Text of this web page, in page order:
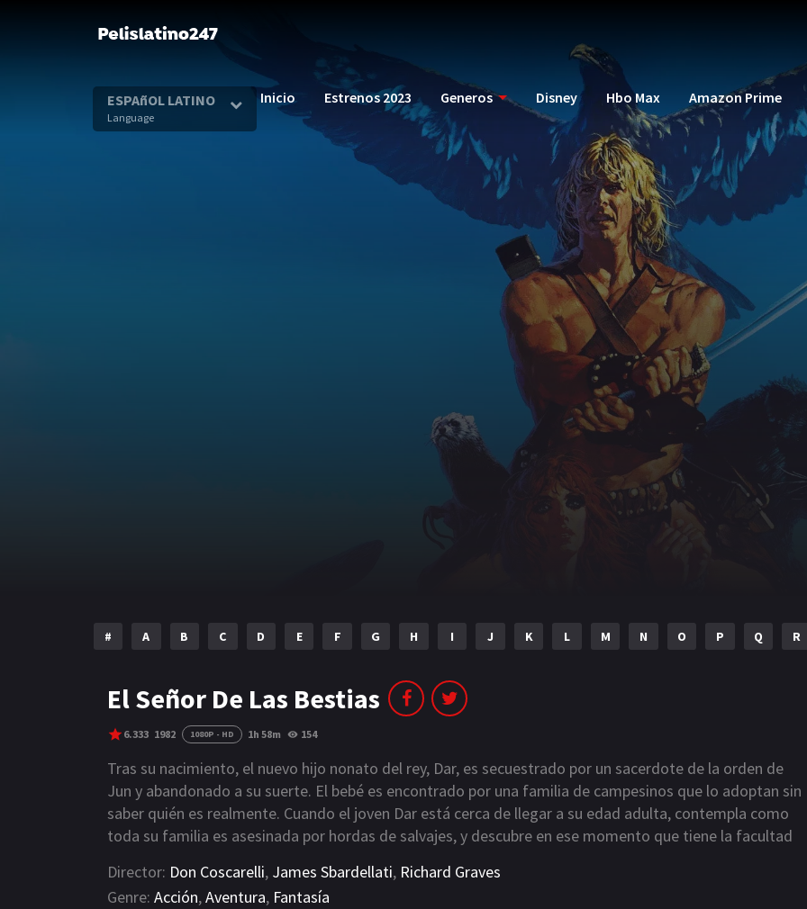
Inicio Estrenos 2023 Generos Disney Hbo Max Amazon Prime
ESPAñOL LATINO
Language
# A B C D E F G H I J K L M N O P Q R
El Señor De Las Bestias
6.333 1982 1080P - HD 1h 58m 154
Tras su nacimiento, el nuevo hijo nonato del rey, Dar, es secuestrado por un sacerdote de la orden de
Jun y abandonado a su suerte. El bebé es encontrado por una familia de campesinos que lo adoptan sin
saber quién es realmente. Cuando el joven Dar está cerca de llegar a su edad adulta, contempla como
toda su familia es asesinada por hordas de salvajes, y descubre en ese momento que tiene la facultad
con los asesinos de su familia.
Director: Don Coscarelli, James Sbardellati, Richard Graves
Genre: Acción,Aventura, Fantasía